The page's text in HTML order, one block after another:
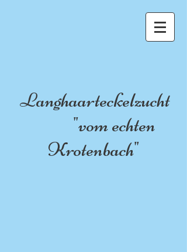
Langhaarteckelzucht
"vom echten
Krotenbach"